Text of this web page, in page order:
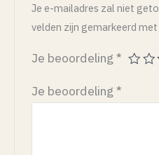
Je e-mailadres zal niet
velden zijn gemarkeerd
Je beoordeling*
Je beoordeling*